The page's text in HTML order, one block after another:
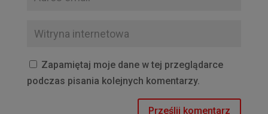
Zapamiętaj moje dane w tej przeglądarce
podczas pisania kolejnych komentarzy.